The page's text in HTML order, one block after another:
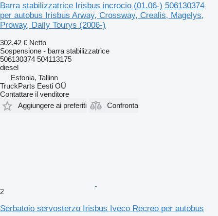
Barra stabilizzatrice Irisbus incrocio (01.06-) 506130374
per autobus Irisbus Arway, Crossway, Crealis, Magelys,
Proway, Daily Tourys (2006-)
302,42 € Netto
Sospensione - barra stabilizzatrice
506130374 504113175
diesel
Estonia, Tallinn
TruckParts Eesti OÜ
Contattare il venditore
Aggiungere ai preferiti
Confronta
2
Serbatoio servosterzo Irisbus Iveco Recreo per autobus